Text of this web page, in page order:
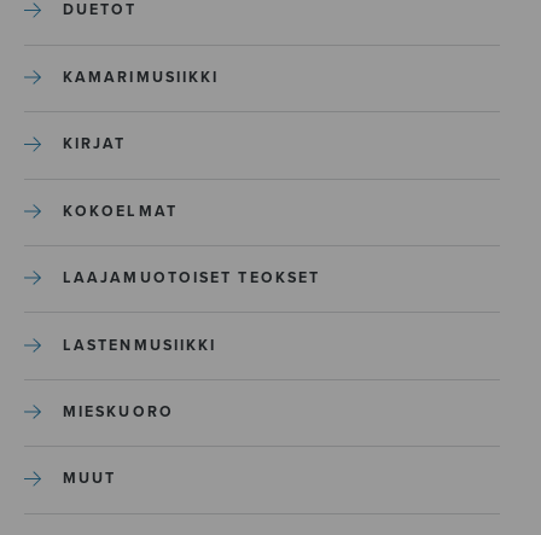
DUETOT
KAMARIMUSIIKKI
KIRJAT
KOKOELMAT
LAAJAMUOTOISET TEOKSET
LASTENMUSIIKKI
MIESKUORO
MUUT